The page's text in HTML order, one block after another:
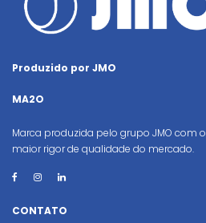
Produzido por JMO
MA2O
Marca produzida pelo grupo JMO com o
maior rigor de qualidade do mercado.
CONTATO